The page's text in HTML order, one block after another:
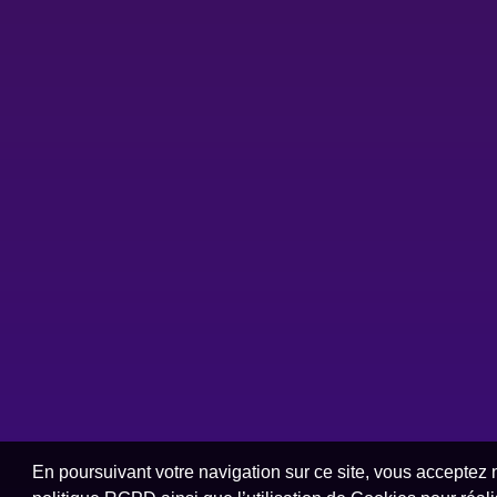
En poursuivant votre navigation sur ce site, vous acceptez